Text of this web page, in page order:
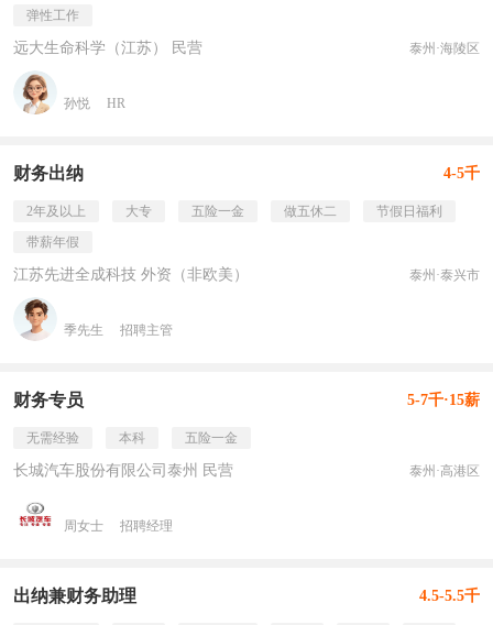
弹性工作
远大生命科学（江苏） 民营 泰州·海陵区
孙悦 HR
财务出纳 4-5千
2年及以上 大专 五险一金 做五休二
节假日福利
带薪年假
江苏先进全成科技 外资（非欧美） 泰州·泰兴市
季先生 招聘主管
财务专员 5-7千·15薪
无需经验 本科 五险一金
长城汽车股份有限公司泰州 民营 泰州·高港区
周女士 招聘经理
出纳兼财务助理 4.5-5.5千